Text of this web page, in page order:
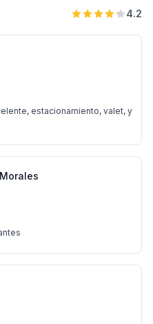
4.2
estacionamiento, valet, y